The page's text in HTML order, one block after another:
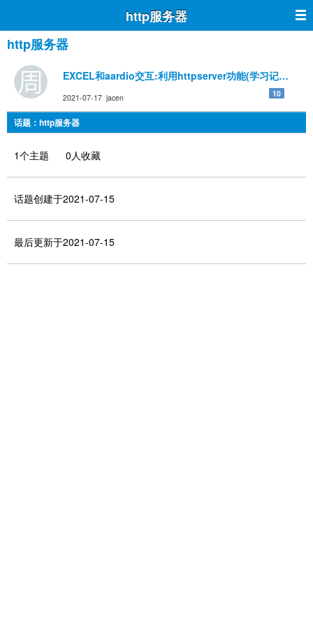
http服务器
http服务器
EXCEL和aardio交互:利用httpserver功能(学习记录)
2021-07-17 jacen 10
话题：http服务器
1个主题 0人收藏
话题创建于2021-07-15
最后更新于2021-07-15